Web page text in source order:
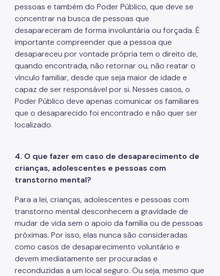
pessoas e também do Poder Público, que deve se
concentrar na busca de pessoas que
desapareceram de forma involuntária ou forçada. É
importante compreender que a pessoa que
desapareceu por vontade própria tem o direito de,
quando encontrada, não retornar ou, não reatar o
vínculo familiar, desde que seja maior de idade e
capaz de ser responsável por si. Nesses casos, o
Poder Público deve apenas comunicar os familiares
que o desaparecido foi encontrado e não quer ser
localizado.
4. O que fazer em caso de desaparecimento de
crianças, adolescentes e pessoas com
transtorno mental?
Para a lei, crianças, adolescentes e pessoas com
transtorno mental desconhecem a gravidade de
mudar de vida sem o apoio da família ou de pessoas
próximas. Por isso, elas nunca são consideradas
como casos de desaparecimento voluntário e
devem imediatamente ser procuradas e
reconduzidas a um local seguro. Ou seja, mesmo que